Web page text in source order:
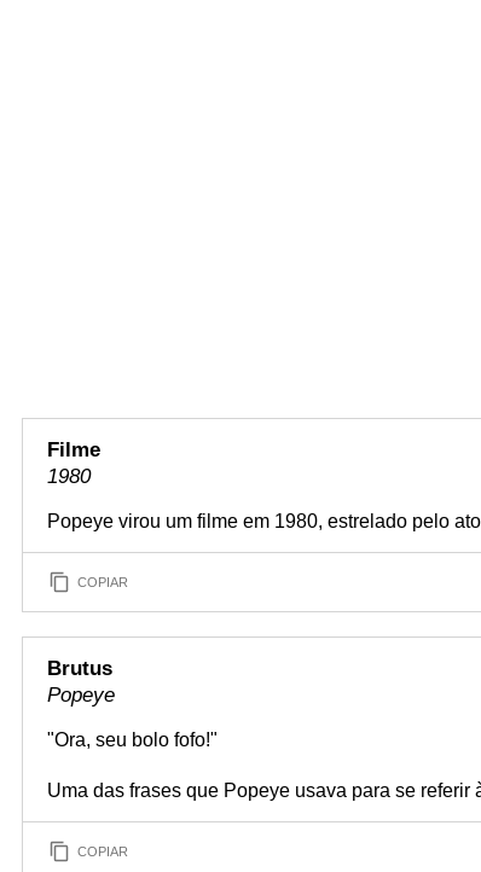
Filme
1980
Popeye virou um filme em 1980, estrelado pelo
COPIAR
Brutus
Popeye
"Ora, seu bolo fofo!"
Uma das frases que Popeye usava para se referir
COPIAR